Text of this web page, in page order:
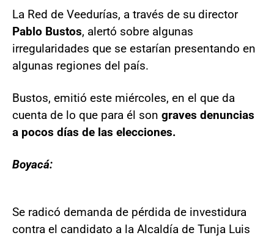
La Red de Veedurías, a través de su director
Pablo Bustos, alertó sobre algunas
irregularidades que se estarían presentando en
algunas regiones del país.
Bustos, emitió este miércoles, en el que da
cuenta de lo que para él son graves denuncias
a pocos días de las elecciones.
Boyacá:
Se radicó demanda de pérdida de investidura
contra el candidato a la Alcaldía de Tunja Luis